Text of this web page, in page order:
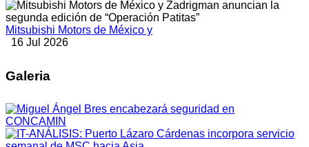
Mitsubishi Motors de México y
16 Jul 2026
Galeria